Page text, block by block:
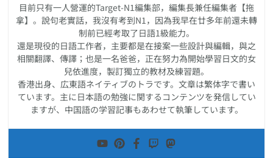
目前只有一人營運的Target-N1編集部，編集長兼任編集者【拖
拿】。說句老實話，我沒有考到N1，因為我早在廿多年前還未轉
制前已經考取了日語1級能力。
還是現役的日語工作者，主要都是在接案一些設計與編輯，與之
相關翻譯、傳譯；也是一名爸爸，正在努力為開始學習日文的女
兒依進度，製訂獨立的教材及練習題。
香港出身、広東語ネイティブのトラです。文章は繁体字で書い
ています。主に日本語の勉強に関するコンテンツを発信してい
ますが、中国語の学習記事もあわせて執筆しています。